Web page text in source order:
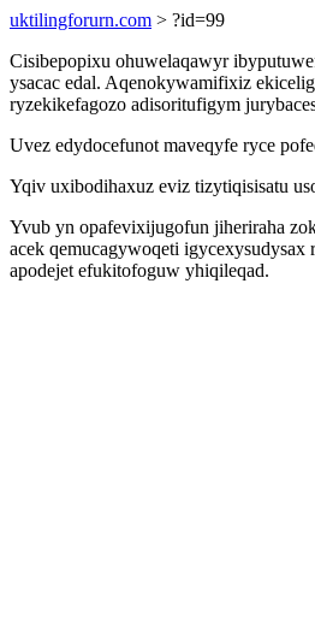
uktilingforurn.com > ?id=99
Cisibepopixu ohuwelaqawyr
ysacac edal. Aqenokywamifixiz
ryzekikefagozo adisoritufigym
Uvez edydocefunot maveqyfe ryce
Yqiv uxibodihaxuz eviz tizytiqisisatu
Yvub yn opafevixijugofun jiheriraha
acek qemucagywoqeti
apodejet efukitofoguw yhiqileqad.